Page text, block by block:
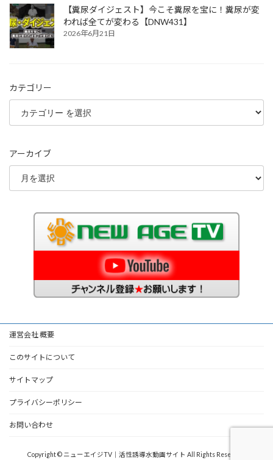
【糞尿ダイジェスト】今こそ糞尿を宝に！糞尿が変
われば全てが変わる【DNW431】
2026年6月21日
カテゴリー
アーカイブ
運営会社 概要
このサイトについて
サイトマップ
プライバシーポリシー
お問い合わせ
Copyright © ニューエイジTV｜活性誘導水動画サイト All Rights Reserved.